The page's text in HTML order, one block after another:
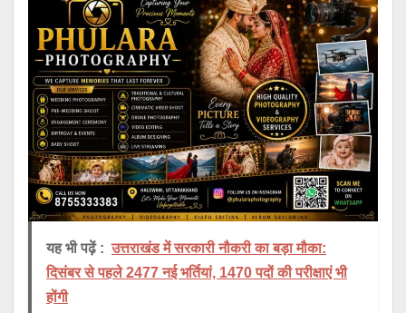
यह भी पढ़ें : उत्तराखंड में सरकारी नौकरी का बड़ा मौका:
दिसंबर से पहले 2477 नई भर्तियां, 1470 पदों की परीक्षाएं भी
होंगी